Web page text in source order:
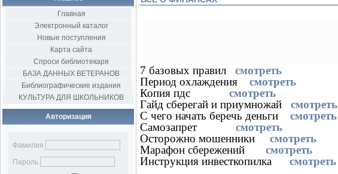
Главная
Электронный каталог
Новые поступления
Карта сайта
Спроси библиотекаря
БАЗА ДАННЫХ ВЕТЕРАНОВ
Библиографические издания
КУЛЬТУРА ДЛЯ ШКОЛЬНИКОВ
Авторизация
Фамилия
Пароль
7 базовых правил смотреть
Период охлаждения смотреть
Копия пдс смотреть
Гайд сберегай и приумножай смотреть
С чего начать беречь деньги смотреть
Самозапрет смотреть
Осторожно мошенники смотреть
Марафон сбережений смотреть
Инструкция инвесткопилка смотреть